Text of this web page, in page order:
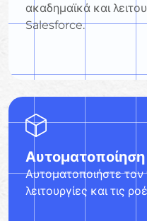
ακαδημαϊκά και
Salesforce.
Αυτοματοποιήστε τον
λειτουργίες και τις